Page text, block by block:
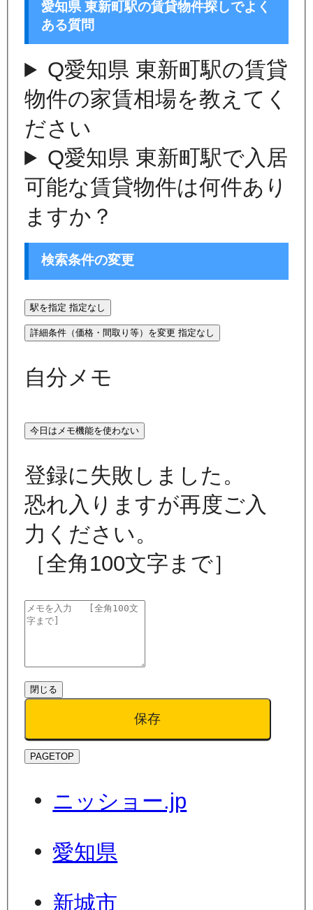
愛知県 東新町駅の賃貸物件探しでよく
ある質問
Q愛知県 東新町駅の賃貸
物件の家賃相場を教えてく
ださい
Q愛知県 東新町駅で入居
可能な賃貸物件は何件あり
ますか？
検索条件の変更
駅を指定 指定なし
詳細条件（価格・間取り等）を変更 指定なし
自分メモ
今日はメモ機能を使わない
登録に失敗しました。
恐れ入りますが再度ご入
力ください。
［全角100文字まで］
閉じる
保存
PAGETOP
ニッショー.jp
愛知県
新城市